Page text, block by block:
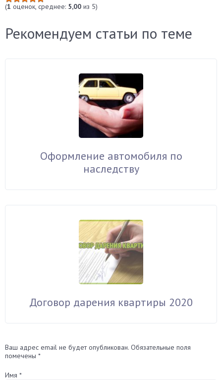
(1 оценок, среднее: 5,00 из 5)
Рекомендуем статьи по теме
Оформление автомобиля по
наследству
Договор дарения квартиры 2020
Ваш адрес email не будет опубликован. Обязательные поля
помечены *
Имя *